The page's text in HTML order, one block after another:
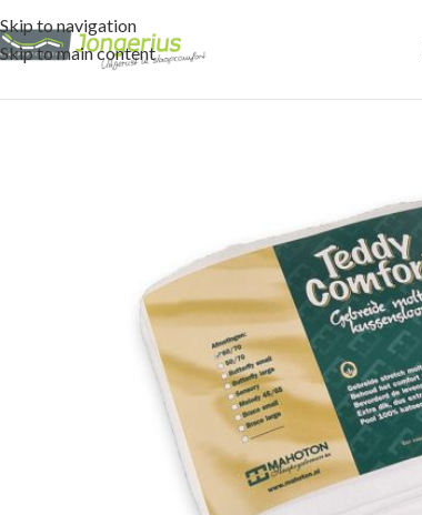
Skip to navigation
Skip to main content